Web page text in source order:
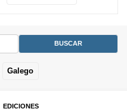
Galego
EDICIONES